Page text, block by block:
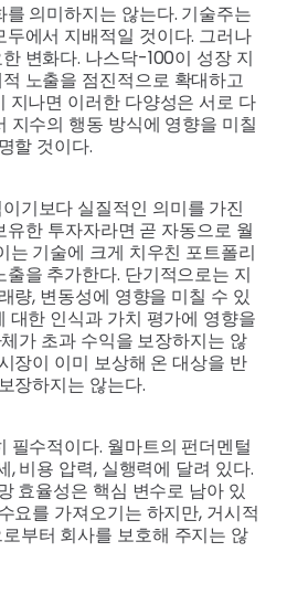
의미하지는 않는다. 기술주는
에서 지배적일 것이다. 그러나
변화다. 나스닥-100이 성장 지
노출을 점진적으로 확대하고
지나면 이러한 다양성은 서로 다
지수의 행동 방식에 영향을 미칠
할 것이다.
기보다 실질적인 의미를 가진
유한 투자자라면 곧 자동으로 월
는 기술에 크게 치우친 포트폴리
을 추가한다. 단기적으로는 지
량, 변동성에 영향을 미칠 수 있
대한 인식과 가치 평가에 영향을
가 초과 수익을 보장하지는 않
장이 이미 보상해 온 대상을 반
장하지는 않는다.
필수적이다. 월마트의 펀더멘털
, 비용 압력, 실행력에 달려 있다.
효율성은 핵심 변수로 남아 있
요를 가져오기는 하지만, 거시적
부터 회사를 보호해 주지는 않